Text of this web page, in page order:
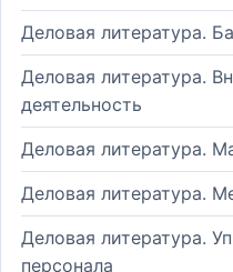
Деловая литература.
Деловая литература.
деятельность
Деловая литература.
Деловая литература.
Деловая литература.
персонала